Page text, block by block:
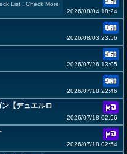
List . Check More
2026/08/04 18:24
2026/08/03 23:56
2026/07/26 13:05
2026/07/18 22:46
【デュエルロ
2026/07/18 02:56
2026/07/18 02:54